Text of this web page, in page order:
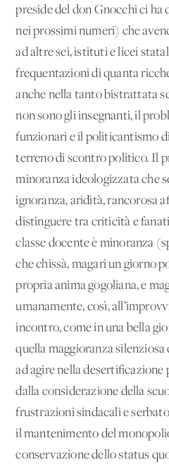
preside del don Gnocchi ci
nei prossimi numeri) che
ad altre sei, istituti e licei
frequentazioni di quanta
anche nella tanto bistrattata
non sono gli insegnanti, il
funzionari e il politicantismo
terreno di scontro politico. Il
minoranza ideologizzata che
ignoranza, aridità, rancorosa
distinguere tra criticità e
classe docente è minoranza
che chissà, magari un giorno
propria anima gogoliana, e
umanamente, così,
incontro, come in una bella
quella maggioranza
ad agire nella
dalla considerazione della
frustrazioni sindacali e
il mantenimento del
conservazione dello status